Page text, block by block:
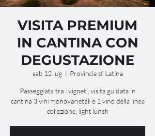
VISITA PREMIUM
IN CANTINA CON
DEGUSTAZIONE
sab 12 lug
  |
Provincia di Latina
Passeggiata tra i vigneti, visita guidata in
cantina 3 vini monovarietali e 1 vino della linea
collezione, light lunch